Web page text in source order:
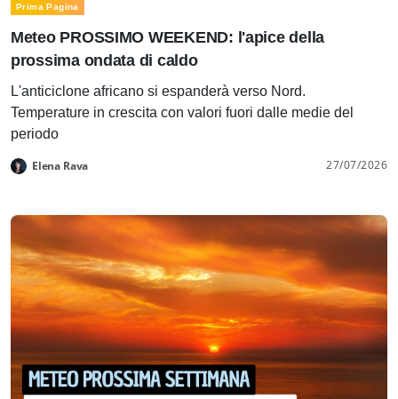
Prima Pagina
Meteo PROSSIMO WEEKEND: l'apice della
prossima ondata di caldo
L'anticiclone africano si espanderà verso Nord.
Temperature in crescita con valori fuori dalle medie del
periodo
Elena Rava 27/07/2026